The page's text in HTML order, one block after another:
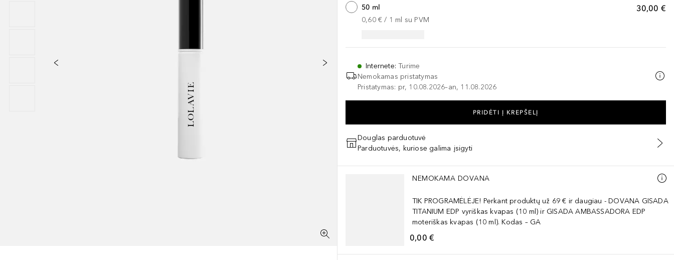
30,00 €
50 ml
0,60 € / 1 ml su PVM
Internete:Turime
Nemokamas pristatymas
Pristatymas: pr, 10.08.2026–an, 11.08.2026
PRIDĖTI Į KREPŠELĮ
Douglas parduotuvė
Parduotuvės, kuriose galima įsigyti
Praleisti slankiklį
NEMOKAMA DOVANA
TIK PROGRAMĖLĖJE! Perkant produktų už 69 € ir daugiau - DOVANA GISADA
TITANIUM EDP vyriškas kvapas (10 ml) ir GISADA AMBASSADORA EDP
moteriškas kvapas (10 ml). Kodas – GA
0,00 €
Praleisti slankiklį